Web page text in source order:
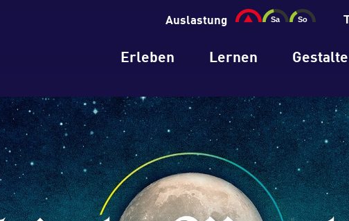
Auslastung
Erleben Lernen